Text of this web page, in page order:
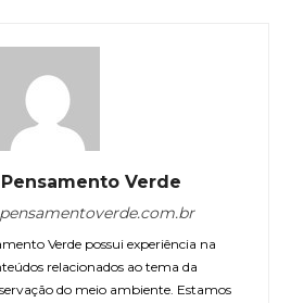
Verde
Verde possui experiência na
relacionados ao tema da
do meio ambiente. Estamos